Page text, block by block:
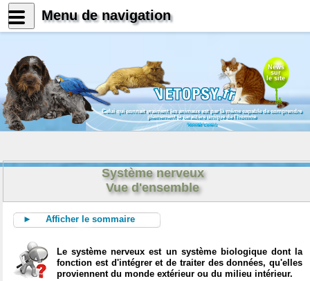
News
sur
le site
Celui qui connait vraiment les animaux est par là même capable de comprendre
pleinement le caractère unique de l'homme
Konrad Lorenz
Système nerveux
Vue d'ensemble
► Afficher le sommaire
Le système nerveux est un système biologique dont la
fonction est d'intégrer et de traiter des données, qu'elles
proviennent du monde extérieur ou du milieu intérieur.
Menu de navigation